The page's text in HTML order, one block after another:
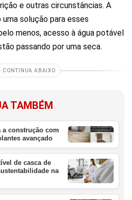
e outras circunstâncias. A
solução para esses
menos, acesso à água potável
passando por uma seca.
CONTINUA ABAIXO
TAMBÉM
construção com
avançado
de casca de
na